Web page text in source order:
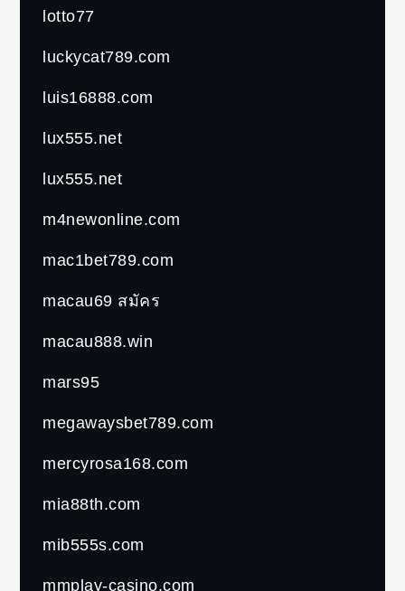
lotto77
luckycat789.com
luis16888.com
lux555.net
lux555.net
m4newonline.com
mac1bet789.com
macau69 สมัคร
macau888.win
mars95
megawaysbet789.com
mercyrosa168.com
mia88th.com
mib555s.com
mmplay-casino.com